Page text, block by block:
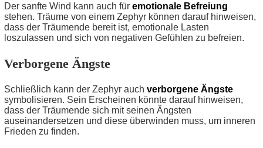
Der sanfte Wind kann auch für emotionale Befreiung
stehen. Träume von einem Zephyr können darauf hinweisen,
dass der Träumende bereit ist, emotionale Lasten
loszulassen und sich von negativen Gefühlen zu befreien.
Verborgene Ängste
Schließlich kann der Zephyr auch verborgene Ängste
symbolisieren. Sein Erscheinen könnte darauf hinweisen,
dass der Träumende sich mit seinen Ängsten
auseinandersetzen und diese überwinden muss, um inneren
Frieden zu finden.